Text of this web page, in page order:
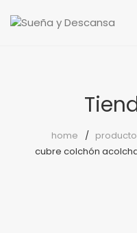
PREGUNTAS
canapés
home
cubre colchón